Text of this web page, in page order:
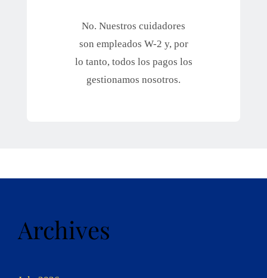
No. Nuestros cuidadores
son empleados W-2 y, por
lo tanto, todos los pagos los
gestionamos nosotros.
Archives